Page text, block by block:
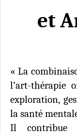
et
« La
l’art-thérapie
exploration,
la santé
Il contribue